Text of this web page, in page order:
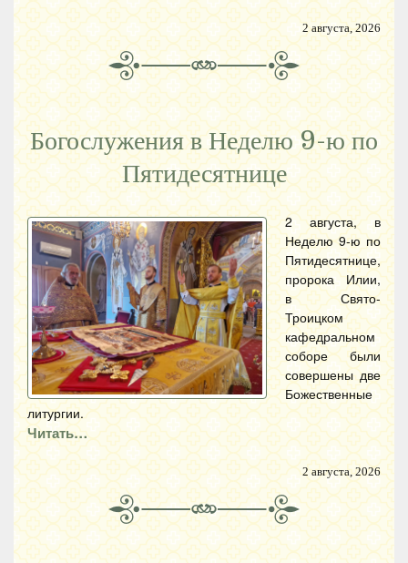
2 августа, 2026
Богослужения в Неделю 9-ю по
Пятидесятнице
2 августа, в
Неделю 9-ю по
Пятидесятнице,
пророка Илии,
в Свято-
Троицком
кафедральном
соборе были
совершены две
Божественные
литургии.
Читать…
2 августа, 2026